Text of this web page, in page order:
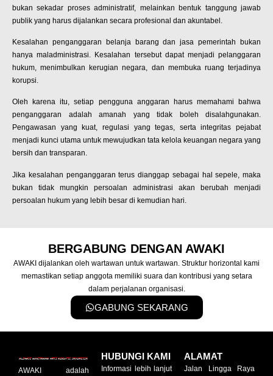
bukan sekadar proses administratif, melainkan bentuk tanggung jawab
publik yang harus dijalankan secara profesional dan akuntabel.
Kesalahan penganggaran belanja barang dan jasa pemerintah bukan
hanya maladministrasi. Kesalahan tersebut dapat menjadi pelanggaran
hukum, menimbulkan kerugian negara, dan membuka ruang terjadinya
korupsi.
Oleh karena itu, setiap pengguna anggaran harus memahami bahwa
penganggaran adalah amanah yang tidak boleh disalahgunakan.
Pengawasan yang kuat, regulasi yang tegas, serta integritas pejabat
menjadi kunci utama untuk mewujudkan tata kelola keuangan negara yang
bersih dan transparan.
Jika kesalahan penganggaran terus dianggap sebagai hal sepele, maka
bukan tidak mungkin persoalan administrasi akan berubah menjadi
persoalan hukum yang lebih besar di kemudian hari.
BERGABUNG DENGAN AWAKI
AWAKI dijalankan oleh wartawan untuk wartawan. Struktur horizontal kami
memastikan setiap anggota memiliki suara dan kontribusi yang setara
dalam perjalanan organisasi.
GABUNG SEKARANG
AWAKI adalah
HUBUNGI KAMI
Informasi lebih lanjut
ALAMAT
Jalan Lingga Raya